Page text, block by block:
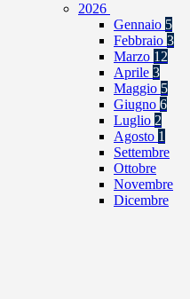
2026
Gennaio 5
Febbraio 3
Marzo 12
Aprile 3
Maggio 5
Giugno 6
Luglio 2
Agosto 1
Settembre
Ottobre
Novembre
Dicembre